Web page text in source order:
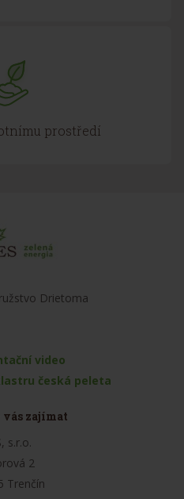
prostředí
Drietoma
video
česká peleta
zajímat
s.r.o.
2
Trenčín